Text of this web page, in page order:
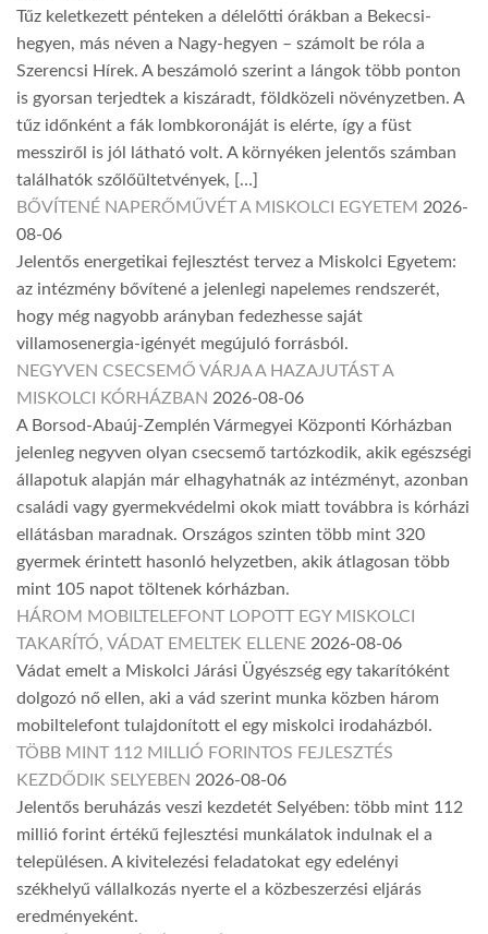
Tűz keletkezett pénteken a délelőtti órákban a Bekecsi-
hegyen, más néven a Nagy-hegyen – számolt be róla a
Szerencsi Hírek. A beszámoló szerint a lángok több ponton
is gyorsan terjedtek a kiszáradt, földközeli növényzetben. A
tűz időnként a fák lombkoronáját is elérte, így a füst
messziről is jól látható volt. A környéken jelentős számban
találhatók szőlőültetvények, […]
BŐVÍTENÉ NAPERŐMŰVÉT A MISKOLCI EGYETEM 2026-
08-06
Jelentős energetikai fejlesztést tervez a Miskolci Egyetem:
az intézmény bővítené a jelenlegi napelemes rendszerét,
hogy még nagyobb arányban fedezhesse saját
villamosenergia-igényét megújuló forrásból.
NEGYVEN CSECSEMŐ VÁRJA A HAZAJUTÁST A
MISKOLCI KÓRHÁZBAN 2026-08-06
A Borsod-Abaúj-Zemplén Vármegyei Központi Kórházban
jelenleg negyven olyan csecsemő tartózkodik, akik egészségi
állapotuk alapján már elhagyhatnák az intézményt, azonban
családi vagy gyermekvédelmi okok miatt továbbra is kórházi
ellátásban maradnak. Országos szinten több mint 320
gyermek érintett hasonló helyzetben, akik átlagosan több
mint 105 napot töltenek kórházban.
HÁROM MOBILTELEFONT LOPOTT EGY MISKOLCI
TAKARÍTÓ, VÁDAT EMELTEK ELLENE 2026-08-06
Vádat emelt a Miskolci Járási Ügyészség egy takarítóként
dolgozó nő ellen, aki a vád szerint munka közben három
mobiltelefont tulajdonított el egy miskolci irodaházból.
TÖBB MINT 112 MILLIÓ FORINTOS FEJLESZTÉS
KEZDŐDIK SELYEBEN 2026-08-06
Jelentős beruházás veszi kezdetét Selyében: több mint 112
millió forint értékű fejlesztési munkálatok indulnak el a
településen. A kivitelezési feladatokat egy edelényi
székhelyű vállalkozás nyerte el a közbeszerzési eljárás
eredményeként.